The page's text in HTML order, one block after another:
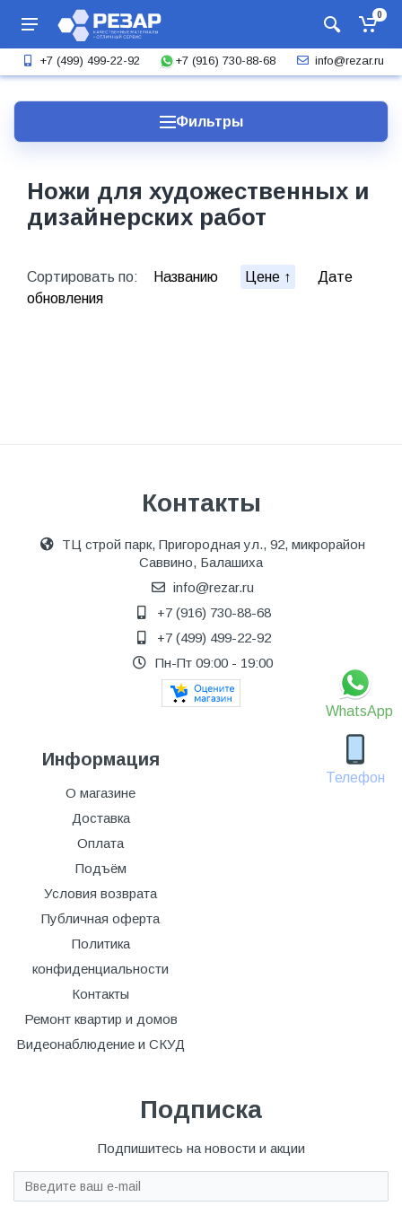
WhatsApp
Телефон
0
+7 (499) 499-22-92 +7 (916) 730-88-68 info@rezar.ru
Фильтры
Ножи для художественных и
дизайнерских работ
Сортировать по: Названию Цене
Дате
обновления
Контакты
ТЦ строй парк, Пригородная ул., 92, микрорайон
Саввино, Балашиха
info@rezar.ru
+7 (916) 730-88-68
+7 (499) 499-22-92
Пн-Пт 09:00 - 19:00
Информация
О магазине
Доставка
Оплата
Подъём
Условия возврата
Публичная оферта
Политика
конфиденциальности
Контакты
Ремонт квартир и домов
Видеонаблюдение и СКУД
Подписка
Подпишитесь на новости и акции